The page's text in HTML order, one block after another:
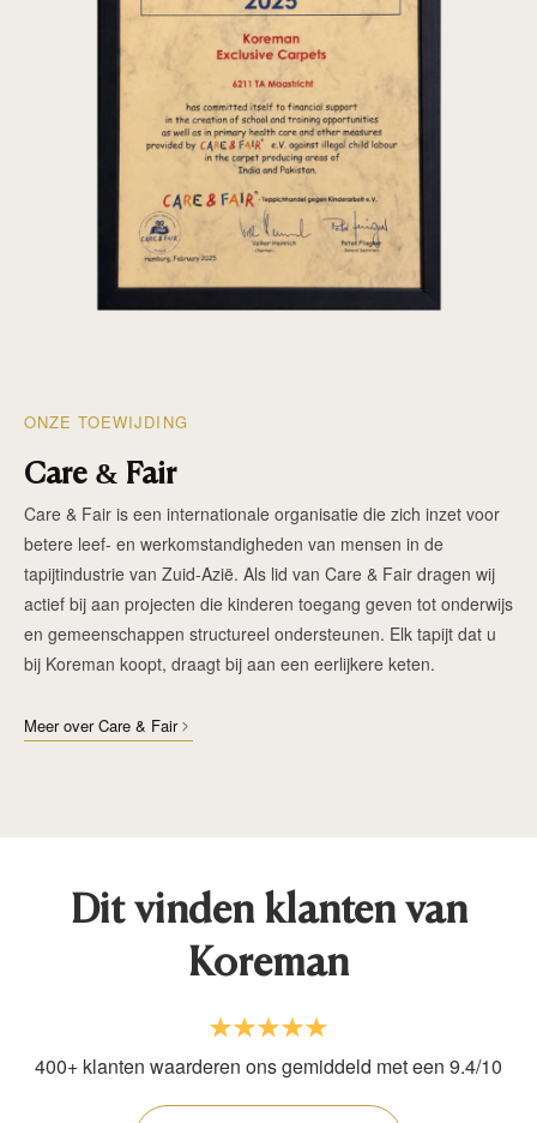
ONZE TOEWIJDING
Care & Fair
Care & Fair is een internationale organisatie die zich inzet voor
betere leef- en werkomstandigheden van mensen in de
tapijtindustrie van Zuid-Azië. Als lid van Care & Fair dragen wij
actief bij aan projecten die kinderen toegang geven tot onderwijs
en gemeenschappen structureel ondersteunen. Elk tapijt dat u
bij Koreman koopt, draagt bij aan een eerlijkere keten.
Meer over Care & Fair
Dit vinden klanten van
Koreman
400+ klanten waarderen ons gemiddeld met een 9.4/10